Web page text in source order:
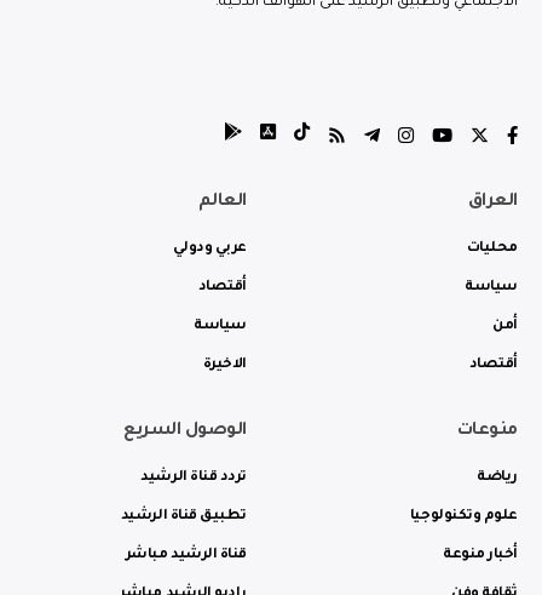
العراق
محليات
سياسة
أمن
أقتصاد
العالم
عربي ودولي
أقتصاد
سياسة
الاخيرة
منوعات
رياضة
علوم وتكنولوجيا
أخبار منوعة
الوصول السريع
تردد قناة الرشيد
تطبيق قناة الرشيد
قناة الرشيد مباشر